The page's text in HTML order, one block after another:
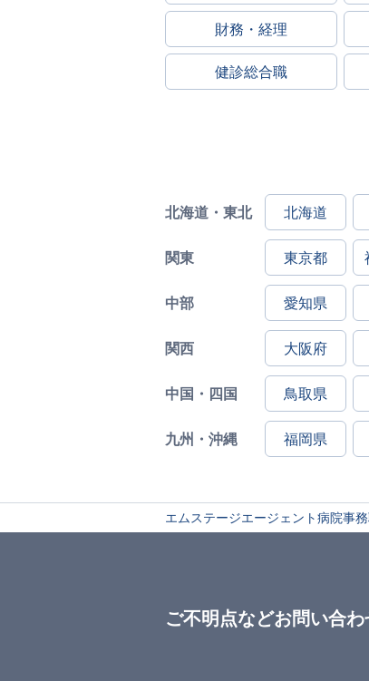
財務・経理
健診総合職
北海道・東北 北海道
関東 東京都
中部 愛知県
関西 大阪府
中国・四国 鳥取県
九州・沖縄 福岡県
エムステージエージェント病院事
ご不明点などお問い合